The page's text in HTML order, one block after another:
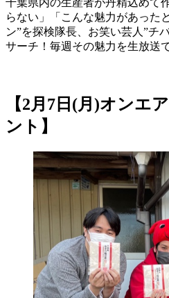
千葉県内の生産者が丹精込めて
らない」「こんな魅力があった
ン”を探検隊長、お笑い芸人”チ
サーチ！毎週その魅力を生放送
【2月7日(月)オンエ
ント】